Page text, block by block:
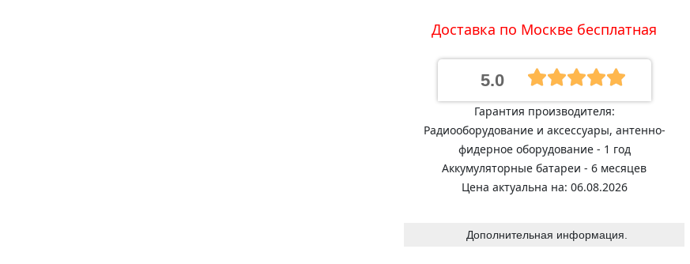
Доставка по Москве бесплатная
5.0
Гарантия производителя:
Радиооборудование и аксессуары, антенно-
фидерное оборудование - 1 год
Аккумуляторные батареи - 6 месяцев
Цена актуальна на: 06.08.2026
Дополнительная информация.